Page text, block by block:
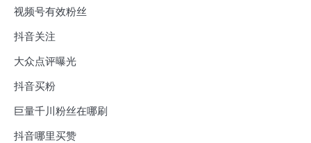
视频号有效粉丝
抖音关注
大众点评曝光
抖音买粉
巨量千川粉丝在哪刷
抖音哪里买赞